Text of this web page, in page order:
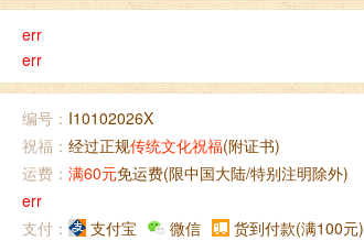
err
err
编号： I10102026X
祝福： 经过正规传统文化祝福(附证书)
运费： 满60元免运费(限中国大陆/特别注明除外)
err
支付：
支付宝 微信 货到付款(满100元)